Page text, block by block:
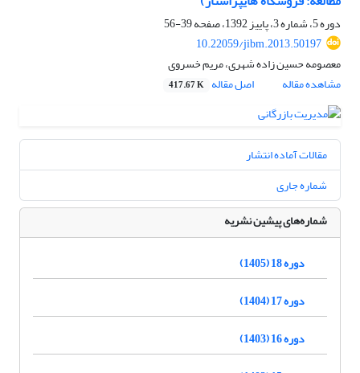
دوره 5، شماره 3، پاییز 1392، صفحه
39-56
10.22059/jibm.2013.50197
معصومه حسین زاده شهری، مریم خسروی
مشاهده مقاله
اصل مقاله 417.67 K
مقالات آماده انتشار
شماره جاری
شماره‌های پیشین نشریه
دوره 18 (1405)
دوره 17 (1404)
دوره 16 (1403)